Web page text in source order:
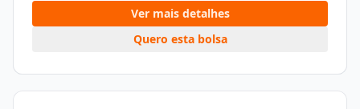
Ver mais detalhes
Quero esta bolsa